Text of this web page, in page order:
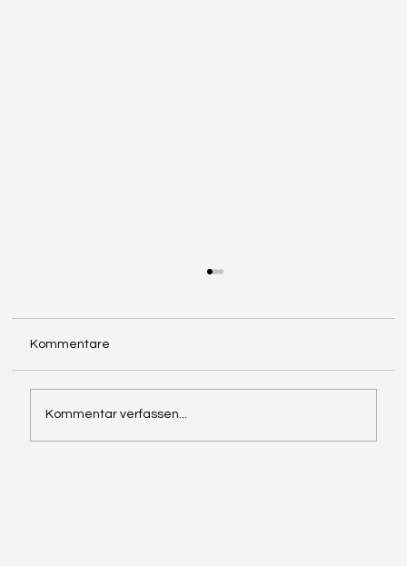
Hamstrings Deluxe
Kommentare
Kommentar verfassen...